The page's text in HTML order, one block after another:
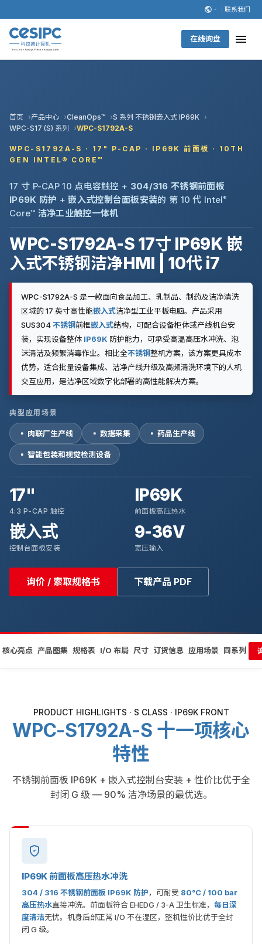
联系我们
在线询盘
首页 产品中心 CleanOps™
S 系列 不锈钢嵌入式 IP69K
WPC-S17 (S) 系列
WPC-S1792A-S
WPC-S1792A-S · 17" P-CAP · IP69K 前面板 · 10TH
GEN INTEL® CORE™
17 寸 P-CAP 10 点电容触控 + 304/316 不锈钢前面板
IP69K 防护 +嵌入式控制台面板安装的 第 10 代 Intel®
Core™ 洁净工业触控一体机
WPC-S1792A-S 17寸 IP69K 嵌
入式不锈钢洁净HMI | 10代 i7
WPC-S1792A-S 是一款面向食品加工、乳制品、制药及洁净清洗
区域的 17 英寸高性能嵌入式洁净型工业平板电脑。产品采用
SUS304不锈钢前框嵌入式结构，可配合设备柜体或产线机台安
装，实现设备整体 IP69K 防护能力，可承受高温高压水冲洗、泡
沫清洁及频繁消毒作业。相比全不锈钢整机方案，该方案更具成本
优势，适合批量设备集成、洁净产线升级及高频清洗环境下的人机
交互应用，是洁净区域数字化部署的高性能解决方案。
典型应用场景
▪ 肉联厂生产线 ▪ 数据采集 ▪ 药品生产线
▪ 智能包装和视觉检测设备
17"
4:3 P-CAP 触控
IP69K
前面板高压热水
嵌入式
控制台面板安装
9-36V
宽压输入
询价 / 索取规格书 下载产品 PDF
核心亮点 产品图集 规格表 I/O 布局 尺寸 订货信息 应用场景 同系列
PRODUCT HIGHLIGHTS · S CLASS · IP69K FRONT
WPC-S1792A-S 十一项核心
特性
不锈钢前面板 IP69K + 嵌入式控制台安装 + 性价比优于全
封闭 G 级 — 90% 洁净场景的最优选。
IP69K 前面板高压热水冲洗
304 / 316 不锈钢前面板 IP69K 防护，可耐受 80°C / 100 bar
高压热水直接冲洗。前面板符合 EHEDG / 3-A 卫生标准， 每日深
度清洁无忧。机身后部正常 I/O 不在湿区，整机性价比优于全封
闭 G 级。